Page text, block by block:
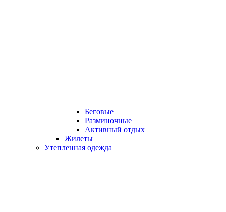
Беговые
Разминочные
Активный отдых
Жилеты
Утепленная одежда